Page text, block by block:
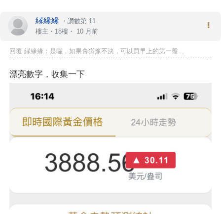
縁緣緣 ・ 讚數第 11
樓主 ・18樓・ 10 月前
回覆 縁緣緣：是喔，如果會猶豫不決，可以買早上的第一盤...
漂亮數字，收集一下